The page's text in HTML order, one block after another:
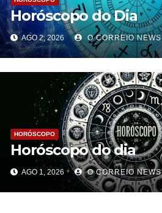
Horóscopo do Dia
AGO 2, 2026 O CORREIO NEWS
HORÓSCOPO
Horóscopo do dia
AGO 1, 2026 O CORREIO NEWS